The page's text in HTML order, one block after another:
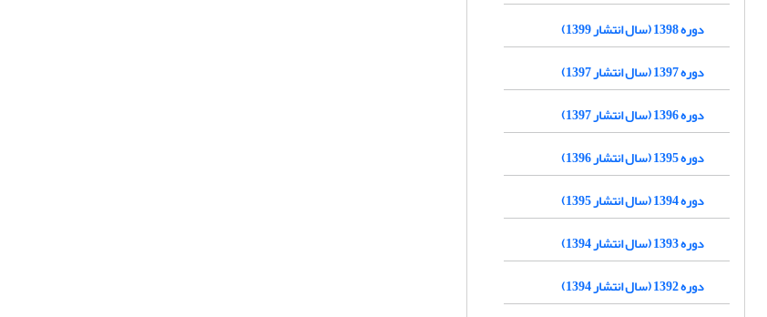
دوره 1398 (سال انتشار 1399)
دوره 1397 (سال انتشار 1397)
دوره 1396 (سال انتشار 1397)
دوره 1395 (سال انتشار 1396)
دوره 1394 (سال انتشار 1395)
دوره 1393 (سال انتشار 1394)
دوره 1392 (سال انتشار 1394)